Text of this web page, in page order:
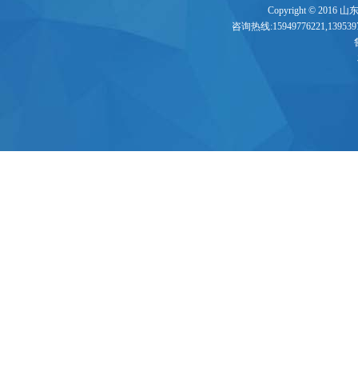
Copyright © 2016 山
咨询热线